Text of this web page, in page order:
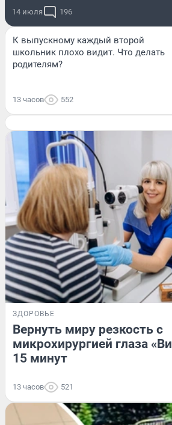
14 июля 196
К выпускному каждый второй
школьник плохо видит. Что делать
родителям?
13 часов 552
ЗДОРОВЬЕ
Вернуть миру резкость с
микрохирургией глаза
15 минут
13 часов 521